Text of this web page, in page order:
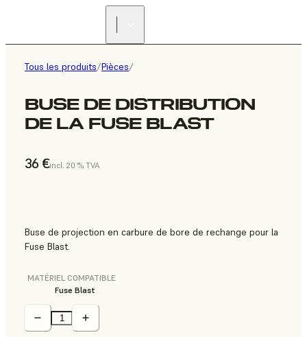
Tous les produits/Pièces/
BUSE DE DISTRIBUTION
DE LA FUSE BLAST
36 €incl. 20 % TVA
Buse de projection en carbure de bore de rechange pour la
Fuse Blast.
MATÉRIEL COMPATIBLE
Fuse Blast